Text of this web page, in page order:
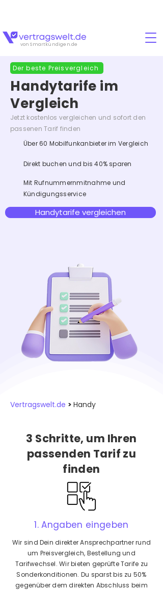
von Smartkündigen.de
Der beste Preisvergleich
Handytarife im
Vergleich
Jetzt kostenlos vergleichen und sofort den
passenen Tarif finden
Über 60 Mobilfunkanbieter im Vergleich
Direkt buchen und bis 40% sparen
Mit Rufnummernmitnahme und
Kündigungsservice
Handytarife vergleichen
Vertragswelt.de > Handy
3 Schritte, um Ihren
passenden Tarif zu
finden
1. Angaben eingeben
Wir sind Dein direkter Ansprechpartner rund
um Preisvergleich, Bestellung und
Tarifwechsel. Wir bieten geprüfte Tarife zu
Sonderkonditionen. Du sparst bis zu 50%
gegenüber dem direkten Abschluss beim